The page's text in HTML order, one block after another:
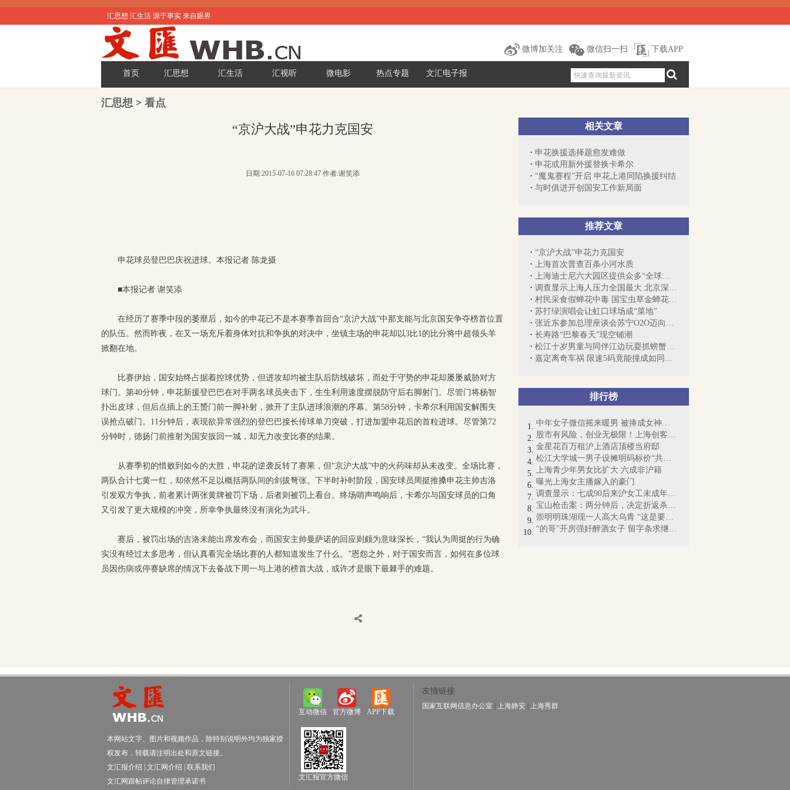
汇思想 汇生活 源于事实 来自眼界
微博加关注 微信扫一扫 下载APP
首页 汇思想 汇生活 汇视听 微电影 热点专题 文汇电子报
汇思想 > 看点
相关文章
申花换援选择题愈发难做
申花或用新外援替换卡希尔
“魔鬼赛程”开启 申花上港同陷换援纠结
与时俱进开创国安工作新局面
推荐文章
“京沪大战”申花力克国安
上海首次普查百条小河水质
上海迪士尼六大园区提供众多“全球首发”...
调查显示上海人压力全国最大 北京深圳随后
村民采食假蝉花中毒 国宝虫草金蝉花“躺...
苏打绿演唱会让虹口球场成“菜地”
张近东参加总理座谈会苏宁O2O迈向行业开放
长寿路“巴黎春天”现空铺潮
松江十岁男童与同伴江边玩耍抓螃蟹时溺亡
嘉定离奇车祸 限速5码竟能撞成如同遭遇枪战
排行榜
中年女子微信摇来暖男 被捧成女神却丧命
股市有风险，创业无极限！上海创客梦想起航
金星花百万租沪上酒店顶楼当府邸
松江大学城一男子设摊明码标价“共享女友...
上海青少年男女比扩大 六成非沪籍
曝光上海女主播嫁入的豪门
调查显示：七成90后来沪女工未成年时尝“...
宝山枪击案：两分钟后，决定折返杀人……
崇明明珠湖现一人高大乌青 “这是要成精啊”
“的哥”开房强奸醉酒女子 留字条求继续交往
“京沪大战”申花力克国安
日期:2015-07-16 07:28:47 作者:谢笑添
申花球员登巴巴庆祝进球。 本报记者 陈龙摄
■本报记者 谢笑添
在经历了赛季中段的萎靡后，如今的申花已不是本赛季首回合“京沪大战”中那支能与北京国安争夺榜首位置
的队伍。然而昨夜，在又一场充斥着身体对抗和争执的对决中，坐镇主场的申花却以3比1的比分将中超领头羊
掀翻在地。
比赛伊始，国安始终占据着控球优势，但进攻却均被主队后防线破坏，而处于守势的申花却屡屡威胁对方
球门。第40分钟，申花新援登巴巴在对手两名球员夹击下，生生利用速度摆脱防守后右脚射门。尽管门将杨智
扑出皮球，但后点插上的王赟门前一脚补射，掀开了主队进球浪潮的序幕。第58分钟，卡希尔利用国安解围失
误抢点破门。11分钟后，表现欲异常强烈的登巴巴接长传球单刀突破，打进加盟申花后的首粒进球。尽管第72
分钟时，德扬门前推射为国安扳回一城，却无力改变比赛的结果。
从赛季初的惜败到如今的大胜，申花的逆袭反转了赛果，但“京沪大战”中的火药味却从未改变。全场比赛，
两队合计七黄一红，却依然不足以概括两队间的剑拔弩张。下半时补时阶段，国安球员周挺推搡申花主帅吉洛
引发双方争执，前者累计两张黄牌被罚下场，后者则被罚上看台。终场哨声鸣响后，卡希尔与国安球员的口角
又引发了更大规模的冲突，所幸争执最终没有演化为武斗。
赛后，被罚出场的吉洛未能出席发布会，而国安主帅曼萨诺的回应则颇为意味深长，“我认为周挺的行为确
实没有经过太多思考，但认真看完全场比赛的人都知道发生了什么。”恩怨之外，对于国安而言，如何在多位球
员因伤病或停赛缺席的情况下去备战下周一与上港的榜首大战，或许才是眼下最棘手的难题。
本网站文字、图片和视频作品，除特别说明外均为独家授
权发布，转载请注明出处和原文链接。
文汇报介绍
文汇网介绍
联系我们
文汇网跟帖评论自律管理承诺书
互动微信 官方微博 APP下载
文汇报官方微信
友情链接
国家互联网信息办公室 上海静安 上海秀群